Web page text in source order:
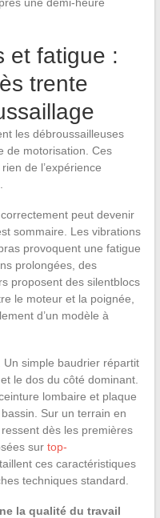
et fatigue :
trente
les débroussailleuses
de motorisation. Ces
de l’expérience
peut devenir
sommaire. Les vibrations
provoquent une fatigue
prolongées, des
proposent des silentblocs
le moteur et la poignée,
d’un modèle à
simple baudrier répartit
le dos du côté dominant.
lombaire et plaque
Sur un terrain en
dès les premières
sur top-
ces caractéristiques
techniques standard.
la qualité du travail